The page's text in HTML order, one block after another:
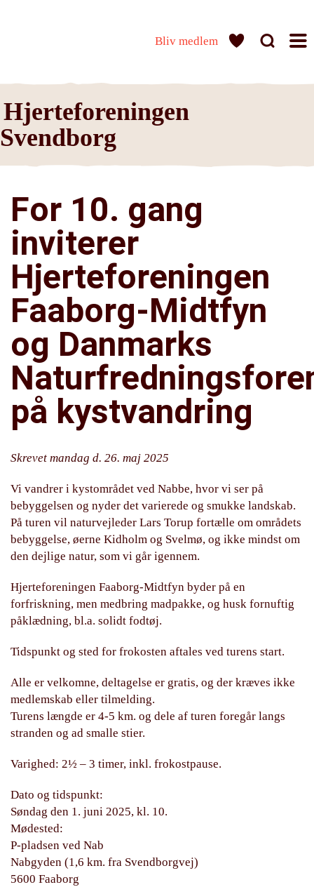
Bliv medlem
Hjerteforeningen
Svendborg
For 10. gang
inviterer
Hjerteforeningen
Faaborg-Midtfyn
og Danmarks
på kystvandring
Skrevet mandag d. 26. maj 2025
Vi vandrer i kystområdet ved Nabbe, hvor vi ser på
bebyggelsen og nyder det varierede og smukke landskab.
På turen vil naturvejleder Lars Torup fortælle om områdets
bebyggelse, øerne Kidholm og Svelmø, og ikke mindst om
den dejlige natur, som vi går igennem.
Hjerteforeningen Faaborg-Midtfyn byder på en
forfriskning, men medbring madpakke, og husk fornuftig
påklædning, bl.a. solidt fodtøj.
Tidspunkt og sted for frokosten aftales ved turens start.
Alle er velkomne, deltagelse er gratis, og der kræves ikke
medlemskab eller tilmelding.
Turens længde er 4-5 km. og dele af turen foregår langs
stranden og ad smalle stier.
Varighed: 2½ – 3 timer, inkl. frokostpause.
Dato og tidspunkt:
Søndag den 1. juni 2025, kl. 10.
Mødested:
P-pladsen ved Nab
Nabgyden (1,6 km. fra Svendborgvej)
5600 Faaborg